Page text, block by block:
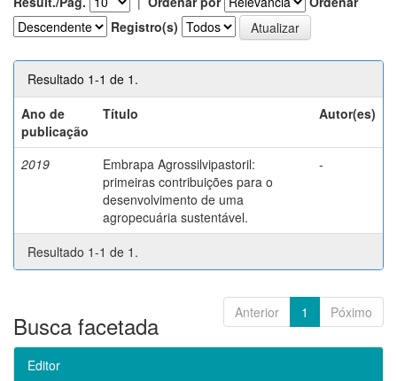
Registro(s)
Resultado 1-1 de 1.
Ano de
publicação
Título Autor(es)
2019
Embrapa Agrossilvipastoril:
primeiras contribuições para o
desenvolvimento de uma
agropecuária sustentável.
-
Resultado 1-1 de 1.
Anterior 1 Póximo
Busca facetada
Editor